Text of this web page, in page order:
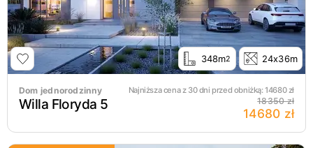
348m2 24x36m
Dom jednorodzinny Najniższa cena z 30 dni przed obniżką:14680zł
Willa Floryda 5 18350 zł
14680 zł